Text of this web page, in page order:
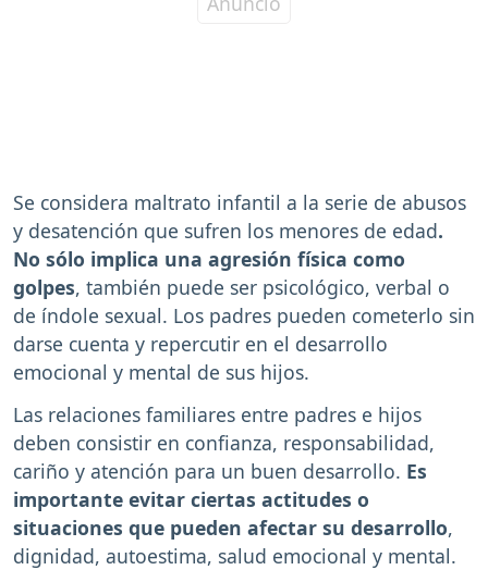
Se considera maltrato infantil a la serie de abusos
y desatención que sufren los menores de edad.
No sólo implica una agresión física como
golpes, también puede ser psicológico, verbal o
de índole sexual. Los padres pueden cometerlo sin
darse cuenta y repercutir en el desarrollo
emocional y mental de sus hijos.
Las relaciones familiares entre padres e hijos
deben consistir en confianza, responsabilidad,
cariño y atención para un buen desarrollo. Es
importante evitar ciertas actitudes o
situaciones que pueden afectar su desarrollo,
dignidad, autoestima, salud emocional y mental.